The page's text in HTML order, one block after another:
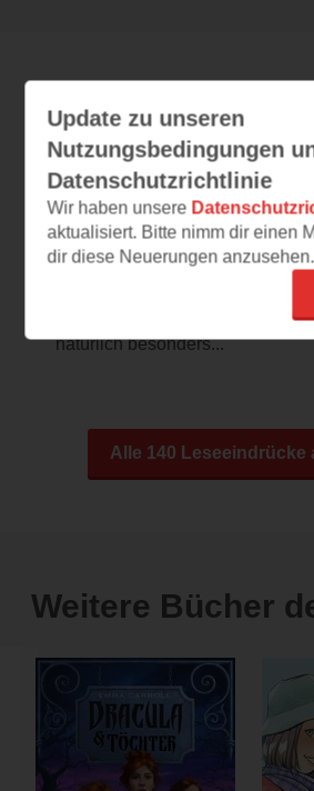
kleenkram
05.10.2022 – 19:59
Pandas
Es geht in die Welt der Pandas!
Lieblingsbären der Kinder. Da
natürlich besonders...
Alle 140 Leseeindrücke
Weitere Bücher
Update zu unseren
Nutzungsbedingungen
Datenschutzrichtlinie
Wir haben unsere
aktualisiert. Bitte nimm dir einen
dir diese Neuerungen anzusehen.